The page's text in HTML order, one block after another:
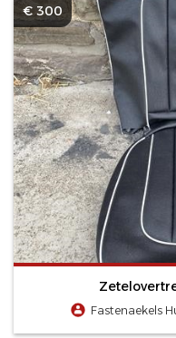
€ 300
Fastenaekels